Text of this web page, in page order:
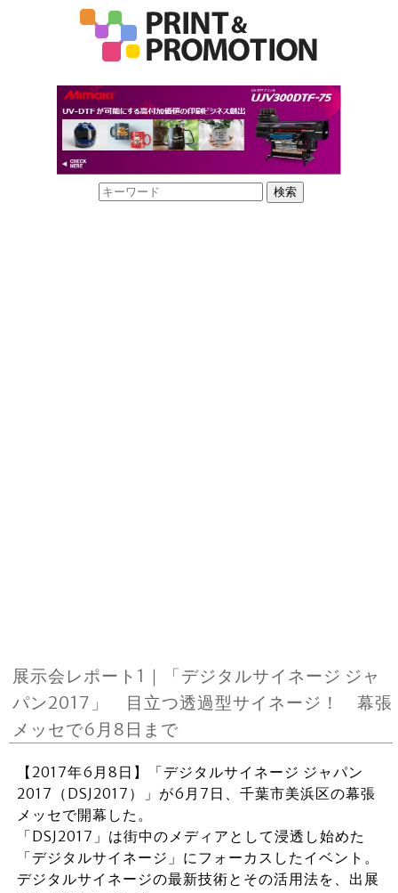
展示会レポート1｜「デジタルサイネージ ジャ
パン2017」 目立つ透過型サイネージ！ 幕張
メッセで6月8日まで
【2017年6月8日】「デジタルサイネージ ジャパン
2017（DSJ2017）」が6月7日、千葉市美浜区の幕張
メッセで開幕した。
「DSJ2017」は街中のメディアとして浸透し始めた
「デジタルサイネージ」にフォーカスしたイベント。
デジタルサイネージの最新技術とその活用法を、出展